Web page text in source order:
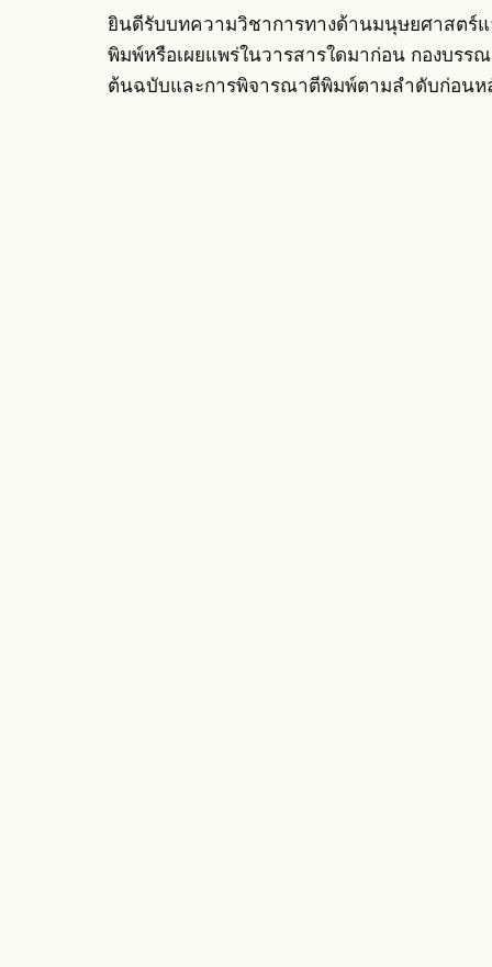
ยินดีรับบทความวิชาการทางด้านมนุษยศาสตร์
พิมพ์หรือเผยแพร่ในวารสารใดมาก่อน กองบร
ต้นฉบับและการพิจารณาตีพิมพ์ตามลำดับก่อนห